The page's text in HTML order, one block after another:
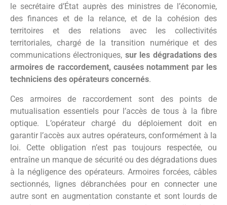
le secrétaire d’État auprès des ministres de l’économie,
des finances et de la relance, et de la cohésion des
territoires et des relations avec les collectivités
territoriales, chargé de la transition numérique et des
communications électroniques, sur les dégradations des
armoires de raccordement, causées notamment par les
techniciens des opérateurs concernés.
Ces armoires de raccordement sont des points de
mutualisation essentiels pour l’accès de tous à la fibre
optique. L’opérateur chargé du déploiement doit en
garantir l’accès aux autres opérateurs, conformément à la
loi. Cette obligation n’est pas toujours respectée, ou
entraîne un manque de sécurité ou des dégradations dues
à la négligence des opérateurs. Armoires forcées, câbles
sectionnés, lignes débranchées pour en connecter une
autre sont en augmentation constante et sont lourds de